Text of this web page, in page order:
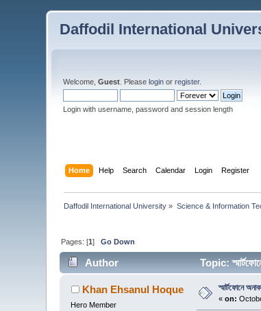
Daffodil International
Welcome,Guest . Pleaselogin orregister.
Login with username, password and session length
Home Help Search Calendar Login Register
Daffodil International University » Science & Information
Pages: [1]Go Down
Author Topic:
Khan Ehsanul Hoque
Hero Member
স্মার্টফোনে
«on: